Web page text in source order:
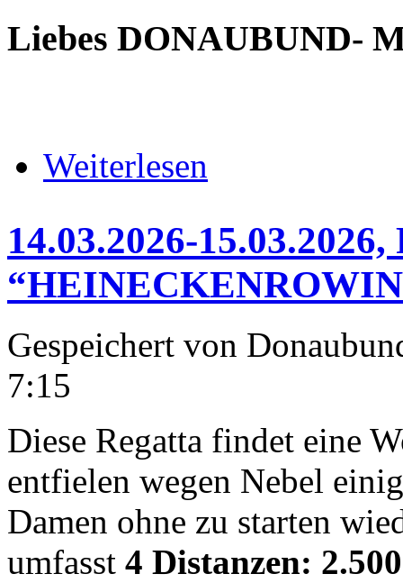
Liebes DONAUBUND-
Weiterlesen
14.03.2026-
Gespeichert von
7:15
Diese Regatta findet eine
entfielen wegen Nebel
Damen ohne zu starten
umfasst 4 Distanzen: